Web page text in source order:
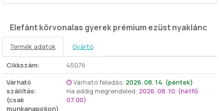
Elefánt körvonalas gyerek prémium ezüst nyaklánc
Termék adatok Gyártó
Cikkszám:
45076
Várható
szállítás:
(csak
munkanapokon)
Várható feladás: 2026. 08. 14. (péntek)
Ha eddig megrendeled: 2026. 08. 10. (hétfő
07.00)